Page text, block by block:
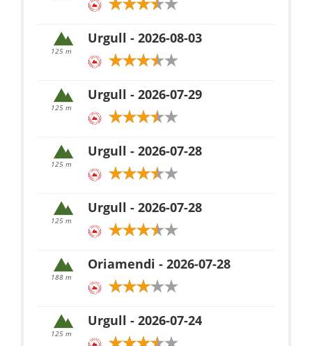
125 m
Urgull - 2026-08-03
125 m
Urgull - 2026-07-29
125 m
Urgull - 2026-07-28
125 m
Urgull - 2026-07-28
188 m
Oriamendi - 2026-07-28
125 m
Urgull - 2026-07-24